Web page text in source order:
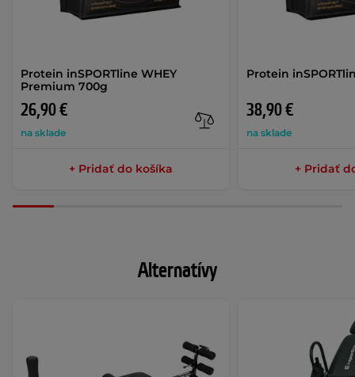
Protein inSPORTline WHEY
Premium 700g
26,90 €
na sklade
+ Pridať do košíka
Protein
38,90 €
na sklade
+ Pridať
Alternatívy